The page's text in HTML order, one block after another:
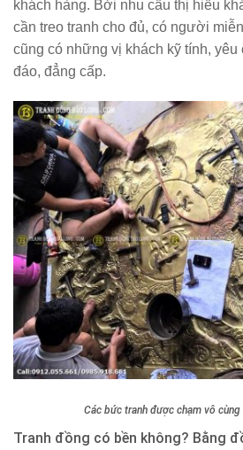
khách hàng. Bởi nhu cầu thị hiếu
cần treo tranh cho đủ, có người
cũng có những vị khách kỹ tính, yêu
đáo, đẳng cấp.
Các bức tranh được chạm vô
Tranh đồng có bền không? Bằng